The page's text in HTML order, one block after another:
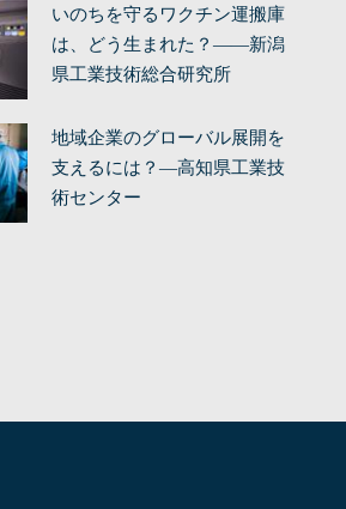
いのちを守るワクチン運搬庫
は、どう生まれた？——新潟
県工業技術総合研究所
地域企業のグローバル展開を
支えるには？—高知県工業技
術センター